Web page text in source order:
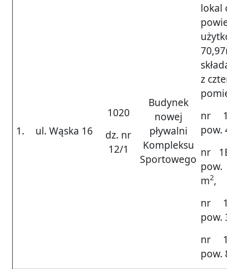
1. ul. Wąska 16
1020
dz. nr
12/1
Budynek
nowej
pływalni
Kompleksu
Sportowego
lokal
z
nr
pow.
nr
m2,
nr
pow.
nr
pow.